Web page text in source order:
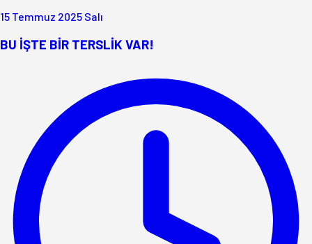
15 Temmuz 2025 Salı
BU İŞTE BİR TERSLİK VAR!